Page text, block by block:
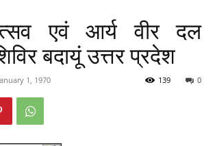
एवं आर्य वीर दल
बदायूं उत्तर प्रदेश
1, 1970 0
139